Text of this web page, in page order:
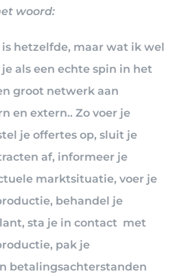
woord:
is hetzelfde, maar wat ik wel
als een echte spin in het
groot netwerk aan
en extern.. Zo voer je
je offertes op, sluit je
af, informeer je
marktsituatie, voer je
behandel je
sta je in contact met
pak je
betalingsachterstanden